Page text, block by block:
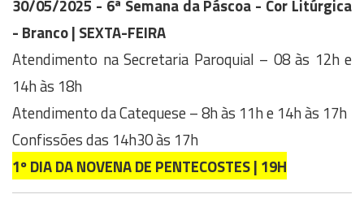
30/05/2025 - 6ª Semana da Páscoa - Cor Litúrgica
- Branco | SEXTA-FEIRA
Atendimento na Secretaria Paroquial – 08 às 12h e
14h às 18h
Atendimento da Catequese – 8h às 11h e 14h às 17h
Confissões das 14h30 às 17h
1º DIA DA NOVENA DE PENTECOSTES | 19H